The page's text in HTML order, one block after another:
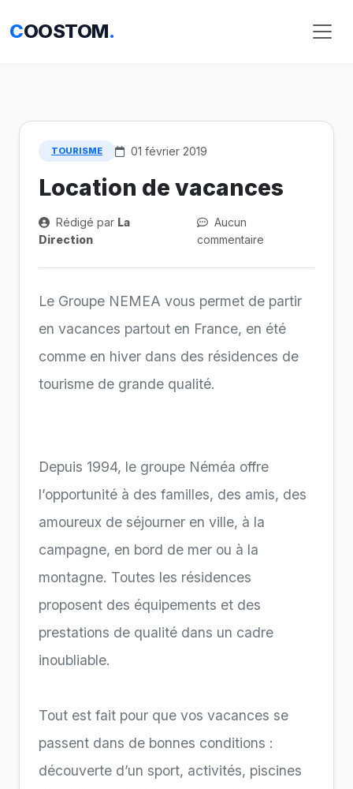
COOSTOM.
TOURISME 01 février 2019
Location de vacances
Rédigé par La
Direction
Aucun
commentaire
Le Groupe NEMEA vous permet de partir
en vacances partout en France, en été
comme en hiver dans des résidences de
tourisme de grande qualité.
Depuis 1994, le groupe Néméa offre
l’opportunité à des familles, des amis, des
amoureux de séjourner en ville, à la
campagne, en bord de mer ou à la
montagne. Toutes les résidences
proposent des équipements et des
prestations de qualité dans un cadre
inoubliable.
Tout est fait pour que vos vacances se
passent dans de bonnes conditions :
découverte d’un sport, activités, piscines